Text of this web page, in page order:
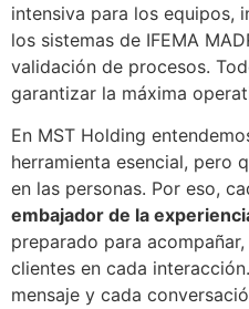
intensiva para los equipos,
los sistemas de IFEMA
validación de procesos.
garantizar la máxima
En MST Holding
herramienta esencial, pero
en las personas. Por eso,
embajador de la
preparado para
clientes en cada
mensaje y cada